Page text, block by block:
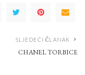
SLJEDEĆI ČLANAK
CHANEL TORBICE